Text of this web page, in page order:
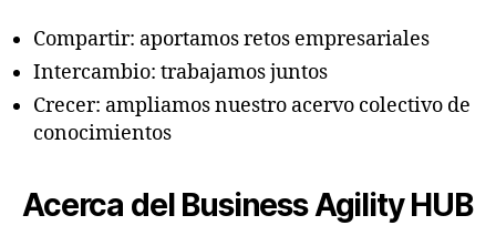
Compartir: aportamos retos empresariales
Intercambio: trabajamos juntos
Crecer: ampliamos nuestro acervo colectivo de
conocimientos
Acerca del Business Agility HUB